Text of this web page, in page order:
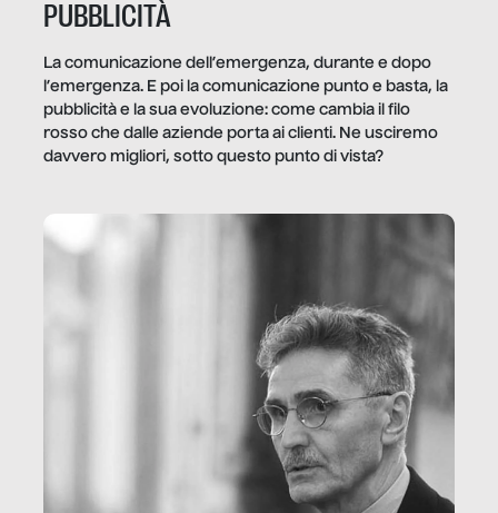
PUBBLICITÀ
La comunicazione dell’emergenza, durante e dopo
l’emergenza. E poi la comunicazione punto e basta, la
pubblicità e la sua evoluzione: come cambia il filo
rosso che dalle aziende porta ai clienti. Ne usciremo
davvero migliori, sotto questo punto di vista?